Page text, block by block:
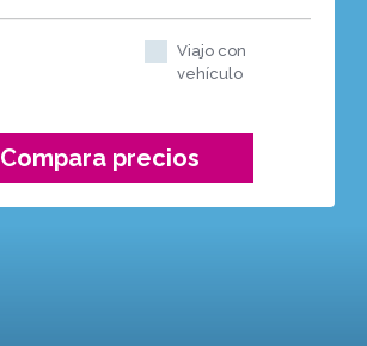
Viajo con
vehículo
Compara precios